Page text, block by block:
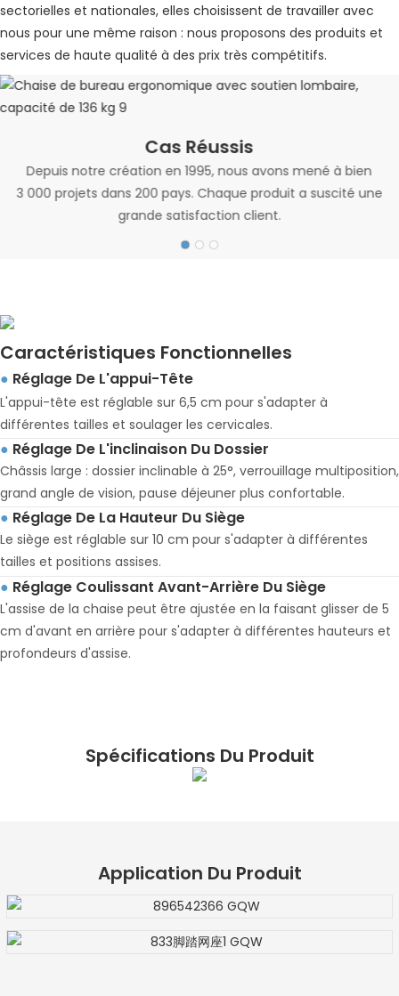
sectorielles et nationales, elles choisissent de travailler avec
nous pour une même raison : nous proposons des produits et
services de haute qualité à des prix très compétitifs.
Cas Réussis
Depuis notre création en 1995, nous avons mené à bien
3 000 projets dans 200 pays. Chaque produit a suscité une
grande satisfaction client.
Caractéristiques Fonctionnelles
● Réglage De L'appui-Tête
L'appui-tête est réglable sur 6,5 cm pour s'adapter à
différentes tailles et soulager les cervicales.
● Réglage De L'inclinaison Du Dossier
Châssis large : dossier inclinable à 25°, verrouillage multiposition,
grand angle de vision, pause déjeuner plus confortable.
● Réglage De La Hauteur Du Siège
Le siège est réglable sur 10 cm pour s'adapter à différentes
tailles et positions assises.
● Réglage Coulissant Avant-Arrière Du Siège
L'assise de la chaise peut être ajustée en la faisant glisser de 5
cm d'avant en arrière pour s'adapter à différentes hauteurs et
profondeurs d'assise.
Spécifications Du Produit
Application Du Produit